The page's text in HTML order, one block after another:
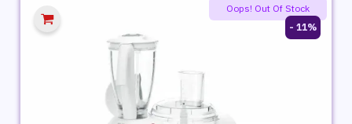
11% -
Oops! Out Of Stock